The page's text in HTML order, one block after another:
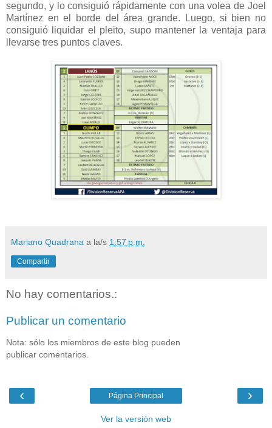
segundo, y lo consiguió rápidamente con una volea de Joel
Martínez en el borde del área grande. Luego, si bien no
consiguió liquidar el pleito, supo mantener la ventaja para
llevarse tres puntos claves.
Mariano Quadrana a la/s 1:57 p.m.
Compartir
No hay comentarios.:
Publicar un comentario
Nota: sólo los miembros de este blog pueden
publicar comentarios.
‹ ›
Página Principal
Ver la versión web